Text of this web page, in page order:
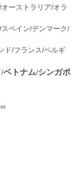
ストラリア/オラ
ン/デンマーク/
ランス/ベルギ
/ベトナム/シンガポ